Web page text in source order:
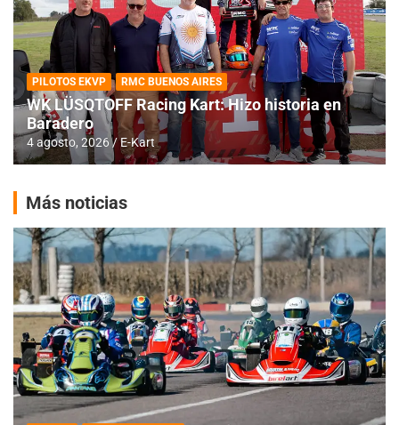
PILOTOS EKVP RMC BUENOS AIRES
WK LÜSQTOFF Racing Kart: Hizo historia en
Baradero
4 agosto, 2026 E-Kart
Más noticias